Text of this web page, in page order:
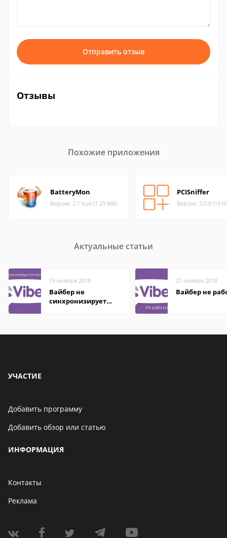
Отправить отзыв
Отзывы
Похожие приложения
BatteryMon
Версия: 2.1 buil (1.23 МБ)
PCISniffer
Версия: 3.0.0
Актуальные статьи
19 ноября 2018
Вайбер не
синхронизирует
21 ноября 2018
Вайбер не
УЧАСТИЕ
Добавить программу
Добавить обзор или статью
ИНФОРМАЦИЯ
Контакты
Реклама